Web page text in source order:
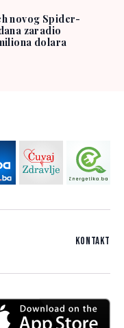
novog Spider-
zaradio
dolara
Kontakt